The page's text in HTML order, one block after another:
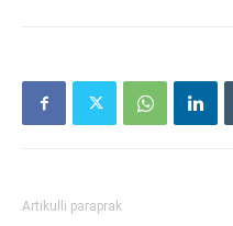
Artikulli paraprak